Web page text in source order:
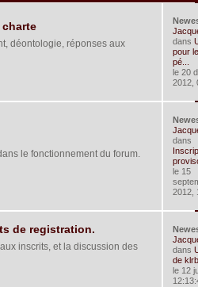
charte
déontologie, réponses aux
dans
pour
pé...
le 20
2012,
le fonctionnement du forum.
dans
le 15
2012,
de registration.
inscrits, et la discussion des
dans
de
le 12